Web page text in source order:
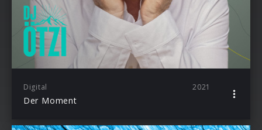
Digital 2021
Der Moment